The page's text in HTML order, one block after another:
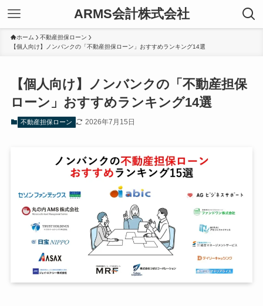
ARMS会計株式会社
ホーム
不動産担保ローン
【個人向け】ノンバンクの「不動産担保ローン」おすすめランキング14選
【個人向け】ノンバンクの「不動産担保
ローン」おすすめランキング14選
不動産担保ローン 2026年7月15日